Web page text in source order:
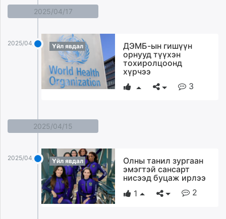
2025/04/17
2025/04/17 Үйл явдал
ДЭМБ-ын гишүүн
орнууд түүхэн
тохиролцоонд
хүрчээ
3
2025/04/15
2025/04/15 Үйл явдал
Олны танил зургаан
эмэгтэй сансарт
нисээд буцаж ирлээ
1
2